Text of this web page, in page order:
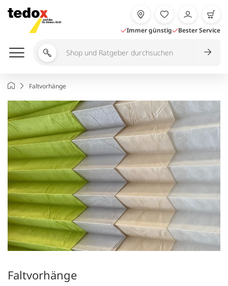
Inhalt
springen
Immer günstig Bester Service
Shop
durchsuchen
StartseiteFaltvorhänge
Faltvorhänge